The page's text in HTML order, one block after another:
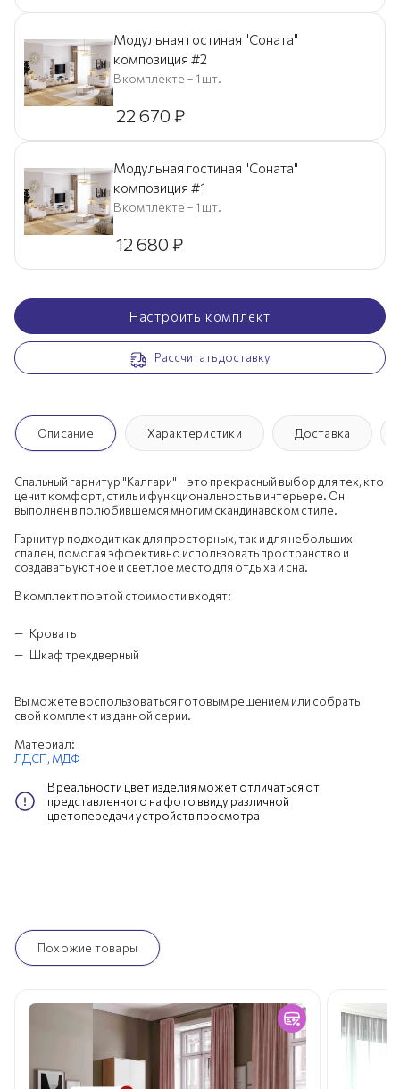
Модульная гостиная "Соната"
композиция #2
В комплекте – 1 шт.
22 670 ₽
Модульная гостиная "Соната"
композиция #1
В комплекте – 1 шт.
12 680 ₽
Настроить комплект
Рассчитать доставку
Описание Характеристики Доставка
Спальный гарнитур "Калгари" – это прекрасный выбор для тех, кто
ценит комфорт, стиль и функциональность в интерьере. Он
выполнен в полюбившемся многим скандинавском стиле.
Гарнитур подходит как для просторных, так и для небольших
спален, помогая эффективно использовать пространство и
создавать уютное и светлое место для отдыха и сна.
В комплект по этой стоимости входят:
Кровать
Шкаф трехдверный
Вы можете воспользоваться готовым решением или собрать
свой комплект из данной серии.
Материал:
ЛДСП, МДФ
В реальности цвет изделия может отличаться от
представленного на фото ввиду различной
цветопередачи устройств просмотра
Похожие товары